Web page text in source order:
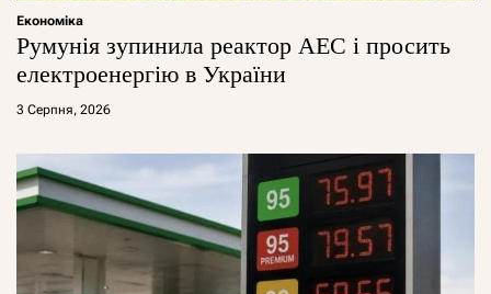
Економіка
Румунія зупинила реактор АЕС і просить
електроенергію в України
3 Серпня, 2026